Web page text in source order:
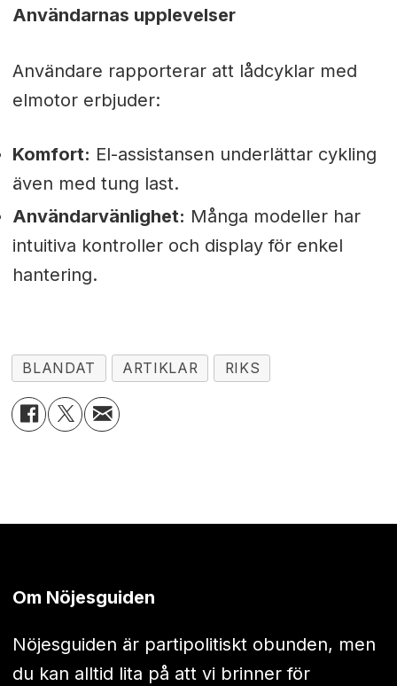
Användarnas upplevelser
Användare rapporterar att lådcyklar med
elmotor erbjuder:
Komfort: El-assistansen underlättar cykling
även med tung last.
Användarvänlighet: Många modeller har
intuitiva kontroller och display för enkel
hantering.
BLANDAT ARTIKLAR RIKS
Om Nöjesguiden
Nöjesguiden är partipolitiskt obunden, men
du kan alltid lita på att vi brinner för